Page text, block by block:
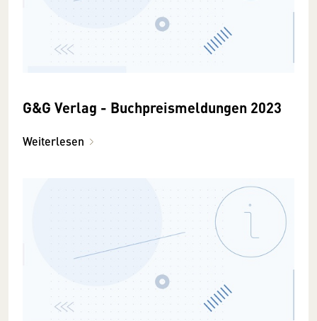
G&G Verlag - Buchpreismeldungen 2023
Weiterlesen